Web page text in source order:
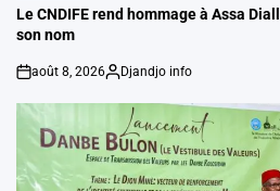
INLe CNDIFE rend hommage à Assa
son nom
on
août 8, 2026
Posted
Djandjo info